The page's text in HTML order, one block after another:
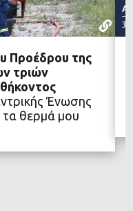
Προέδρου της
τριών
Ένωσης
θερμά μου
31